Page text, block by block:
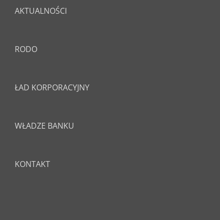
AKTUALNOŚCI
RODO
ŁAD KORPORACYJNY
WŁADZE BANKU
KONTAKT